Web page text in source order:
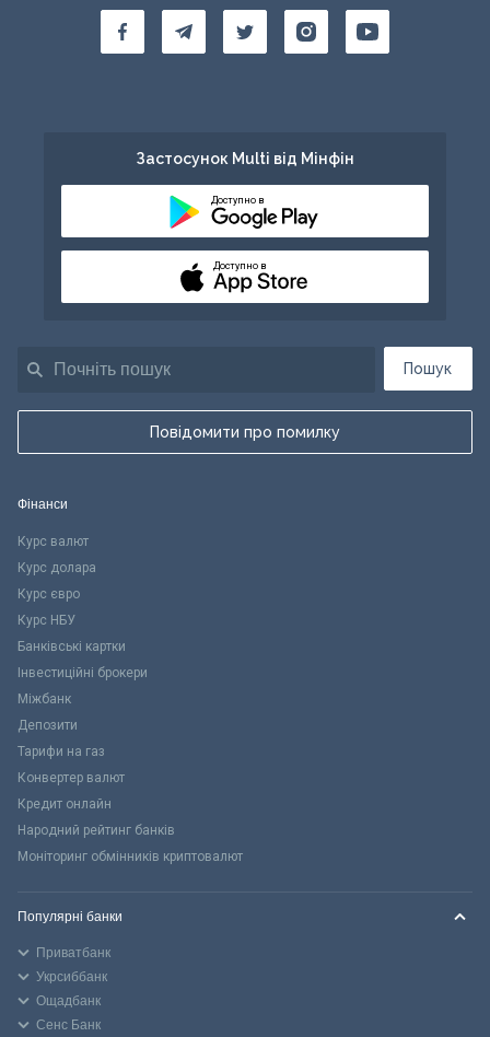
Пошук
Повідомити про помилку
Застосунок Multi від Мінфін
Доступно в
Доступно в
Фінанси
Курс валют
Курс долара
Курс євро
Курс НБУ
Банківські картки
Інвестиційні брокери
Міжбанк
Депозити
Тарифи на газ
Конвертер валют
Кредит онлайн
Народний рейтинг банків
Моніторинг обмінників криптовалют
Популярні банки
Приватбанк
Укрсиббанк
Ощадбанк
Сенс Банк